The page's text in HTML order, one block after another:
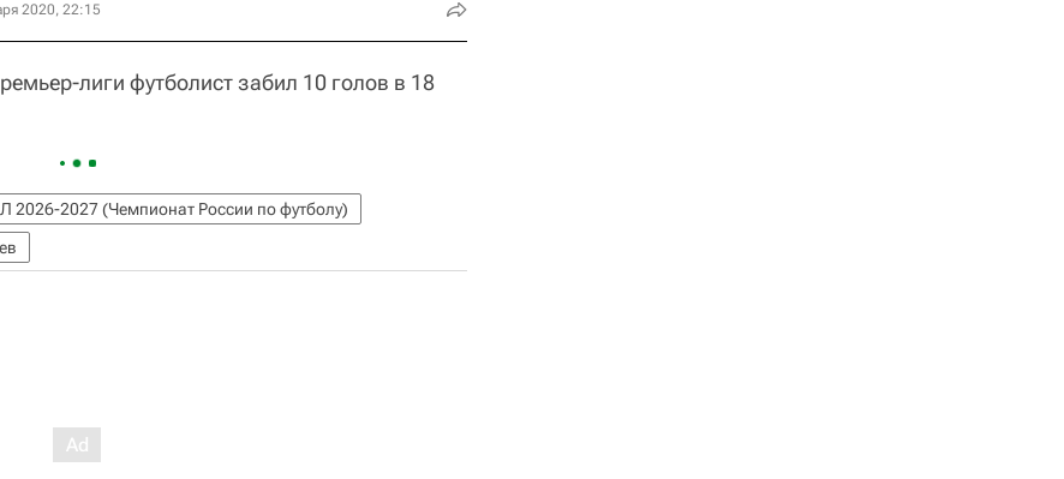
2020, 22:15
лиги футболист забил 10 голов в 18
2026-2027 (Чемпионат России по футболу)